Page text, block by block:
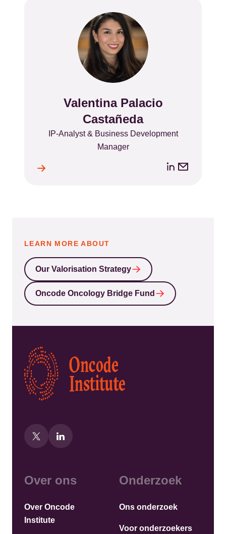
Valentina Palacio
Castañeda
Position
IP-Analyst & Business Development
Manager
LinkedIn
Email
LEARN MORE ABOUT
Our Valorisation Strategy
Oncode Oncology Bridge Fund
Kép
Over ons
Over Oncode
Institute
Onderzoek
Ons onderzoek
Voor onderzoekers